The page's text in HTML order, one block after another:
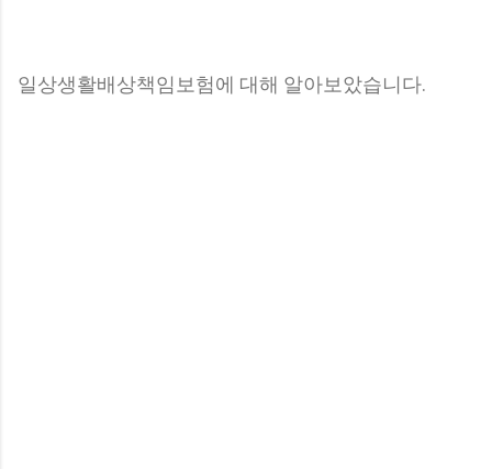
일상생활배상책임보험에 대해 알아보았습니다.